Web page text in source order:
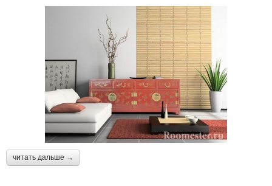
читать дальше →